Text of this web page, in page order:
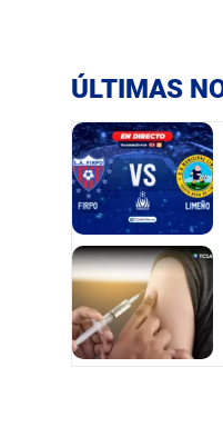
ÚLTIMAS